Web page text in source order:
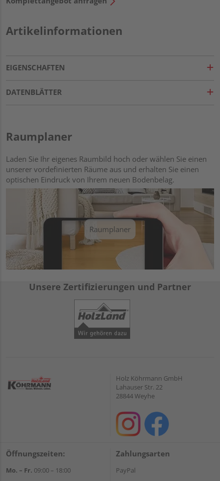
Artikelinformationen
EIGENSCHAFTEN
DATENBLÄTTER
Raumplaner
Laden Sie Ihr eigenes Raumbild hoch oder wählen Sie einen
unserer vordefinierten Räume aus und erhalten Sie einen
optischen Eindruck von Ihrem neuen Bodenbelag.
Raumplaner
Unsere Zertifizierungen und Partner
Holz Köhrmann GmbH
Lahauser Str. 22
28844 Weyhe
Öffnungszeiten:
Mo. – Fr. 09:00 – 18:00
Zahlungsarten
PayPal